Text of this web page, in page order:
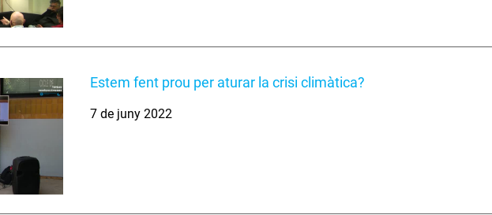
Estem fent prou per aturar la crisi climàtica?
7 de juny 2022